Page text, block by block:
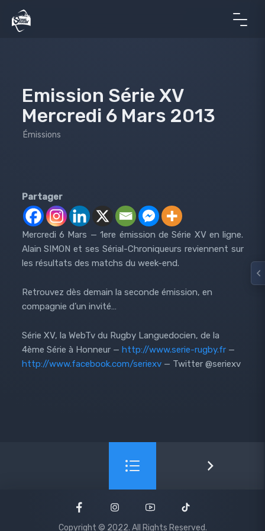
Emission Série XV
Mercredi 6 Mars 2013
Émissions
Partager
Mercredi 6 Mars — 1ere émission de Série XV en ligne.
Alain SIMON et ses Sérial-Chroniqueurs reviennent sur
les résultats des matchs du week-end.
Retrouvez dès demain la seconde émission, en
compagnie d’un invité…
Série XV, la WebTv du Rugby Languedocien, de la
4ème Série à Honneur — http://www.serie-rugby.fr—
http://www.facebook.com/seriexv— Twitter @seriexv
Copyright © 2022. All Rights Reserved.